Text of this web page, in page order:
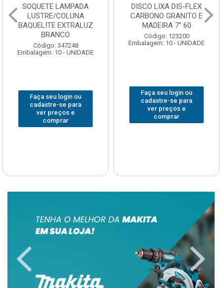
SOQUETE LAMPADA
LUSTRE/COLUNA
BAQUELITE EXTRALUZ
BRANCO
Código: 347248
Embalagem: 10 - UNIDADE
Faça seu login ou
cadastre-se para
ver preços e
comprar
DISCO LIXA DIS-FLEX
CARBONO GRANITO E
MADEIRA 7” 60
Código: 123200
Embalagem: 10 - UNIDADE
Faça seu login ou
cadastre-se para
ver preços e
comprar